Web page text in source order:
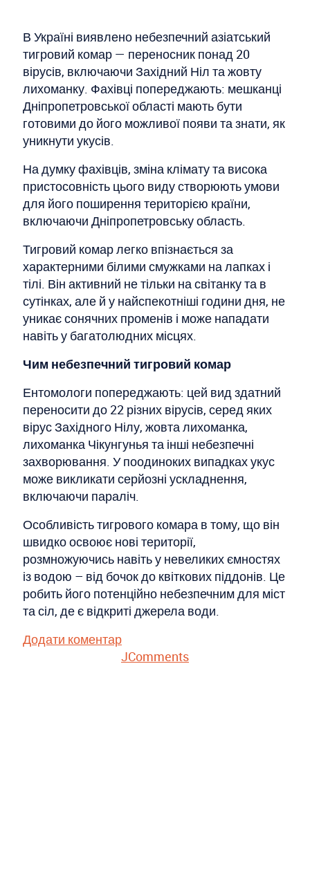
В Україні виявлено небезпечний азіатський
тигровий комар — переносник понад 20
вірусів, включаючи Західний Ніл та жовту
лихоманку. Фахівці попереджають: мешканці
Дніпропетровської області мають бути
готовими до його можливої появи та знати, як
уникнути укусів.
На думку фахівців, зміна клімату та висока
пристосовність цього виду створюють умови
для його поширення територією країни,
включаючи Дніпропетровську область.
Тигровий комар легко впізнається за
характерними білими смужками на лапках і
тілі. Він активний не тільки на світанку та в
сутінках, але й у найспекотніші години дня, не
уникає сонячних променів і може нападати
навіть у багатолюдних місцях.
Чим небезпечний тигровий комар
Ентомологи попереджають: цей вид здатний
переносити до 22 різних вірусів, серед яких
вірус Західного Нілу, жовта лихоманка,
лихоманка Чікунгунья та інші небезпечні
захворювання. У поодиноких випадках укус
може викликати серйозні ускладнення,
включаючи параліч.
Особливість тигрового комара в тому, що він
швидко освоює нові території,
розмножуючись навіть у невеликих ємностях
із водою – від бочок до квіткових піддонів. Це
робить його потенційно небезпечним для міст
та сіл, де є відкриті джерела води.
Додати коментар
JComments